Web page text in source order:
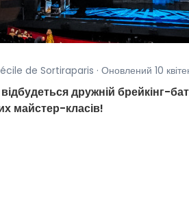
de Sortiraparis · Оновлений 10
дружній брейкінг-
майстер-класів!